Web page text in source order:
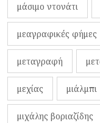
μάσιμο ντονάτι
μεαγραφικές φήμες
μεταγραφή
μεχίας μιάλμπι
μιχάλης βοριαζίδης